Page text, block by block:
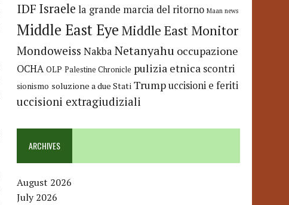
IDF Israele la grande marcia del ritorno Maan news
Middle East Eye Middle East Monitor
Mondoweiss Nakba Netanyahu occupazione
OCHA OLP Palestine Chronicle pulizia etnica scontri
sionismo soluzione a due Stati Trumpuccisioni e feriti
uccisioni extragiudiziali
ARCHIVES
August 2026
July 2026